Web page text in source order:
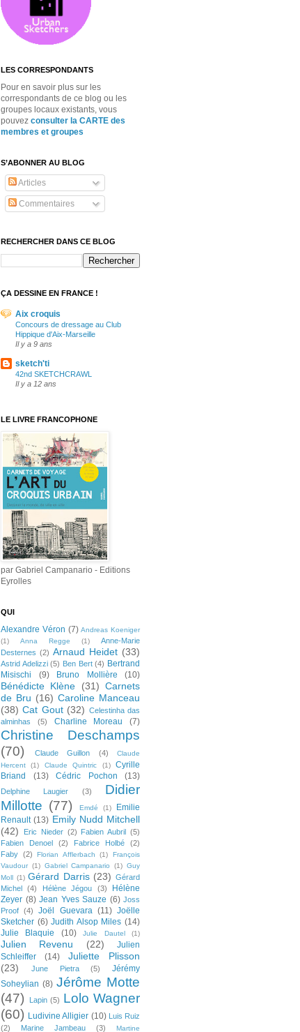
LES CORRESPONDANTS
Pour en savoir plus sur les
correspondants de ce blog ou les
groupes locaux existants, vous
pouvez consulter la CARTE des
membres et groupes
S’ABONNER AU BLOG
Articles
Commentaires
RECHERCHER DANS CE BLOG
ÇA DESSINE EN FRANCE !
Aix croquis
Concours de dressage au Club
Hippique d'Aix-Marseille
Il y a 9 ans
sketch'ti
42nd SKETCHCRAWL
Il y a 12 ans
LE LIVRE FRANCOPHONE
par Gabriel Campanario - Editions
Eyrolles
QUI
Alexandre Véron (7) Andreas Koeniger
(1)
Anna Regge (1)
Anne-Marie
Desternes (2) Arnaud Heidet (33)
Astrid Adelizzi (5) Ben Bert (4) Bertrand
Misischi
(9) Bruno Mollière (10)
Bénédicte Klène (31) Carnets
de Bru (16) Caroline Manceau
(38) Cat Gout (32) Celestinha das
alminhas
(5) Charline Moreau (7)
Christine Deschamps
(70)
Claude Guillon (4)
Claude
Hercent
(1) Claude Quintric (1)
Cyrille
Briand
(13) Cédric Pochon (13)
Delphine Laugier (3)
Didier
Millotte (77) Emdé (1)
Emilie
Renault (13) Emily Nudd Mitchell
(42)
Eric Nieder (2) Fabien Aubril (5)
Fabien Denoel
(2) Fabrice Holbé
(2)
Faby (2) Florian Afflerbach (1)
François
Vaudour (1) Gabriel Campanario (1) Guy
Moll (1) Gérard Darris (23) Gérard
Michel
(4) Hélène Jégou (3)
Hélène
Zeyer (8) Jean Yves Sauze (6) Joss
Proof
(4) Joël Guevara (11) Joëlle
Sketcher (6) Judith Alsop Miles (14)
Julie Blaquie
(10) Julie Dautel (1)
Julien Revenu (22)
Julien
Schleiffer
(14)
Juliette Plisson
(23)
June Pietra (5)
Jérémy
Soheylian (8) Jérôme Motte
(47)
Lapin (5) Lolo Wagner
(60) Ludivine Alligier (10) Luis Ruiz
(2)
Marine Jambeau (3) Martine